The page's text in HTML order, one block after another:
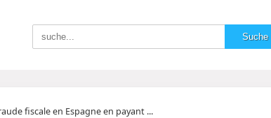
fiscale en Espagne en payant ...